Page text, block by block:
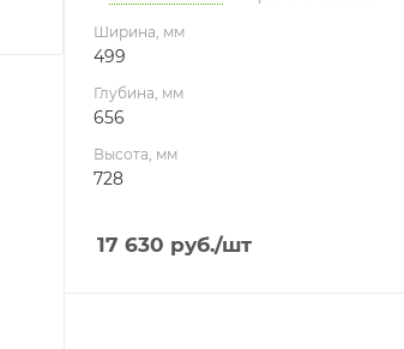
Ширина, мм
499
Глубина, мм
656
Высота, мм
728
17 630 руб./шт